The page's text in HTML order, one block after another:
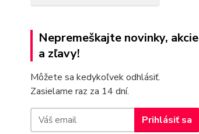
Nepremeškajte novinky, akcie
a zľavy!
Môžete sa kedykoľvek odhlásiť.
Zasielame raz za 14 dní.
Prihlásiť sa